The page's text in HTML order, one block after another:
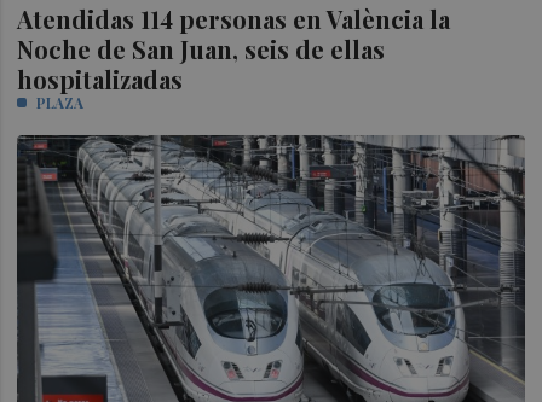
Atendidas 114 personas en València la
Noche de San Juan, seis de ellas
hospitalizadas
PLAZA